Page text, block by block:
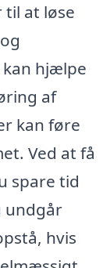
at løse
hjælpe
af
kan føre
Ved at få
spare tid
undgår
hvis